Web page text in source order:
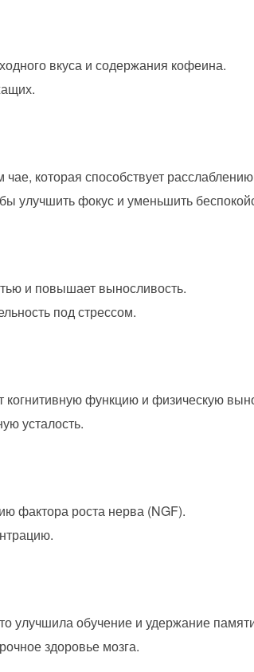
вкуса и содержания кофеина.
которая способствует
улучшить фокус и уменьшить
и повышает выносливость.
под стрессом.
функцию и физическую
усталость.
фактора роста нерва (NGF).
улучшила обучение и удержание
здоровье мозга.